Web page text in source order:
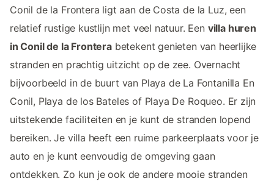
Conil de la Frontera ligt aan de Costa de la Luz, een
relatief rustige kustlijn met veel natuur. Een villa huren
in Conil de la Fronterabetekent genieten van heerlijke
stranden en prachtig uitzicht op de zee. Overnacht
bijvoorbeeld in de buurt van Playa de La Fontanilla En
Conil, Playa de los Bateles of Playa De Roqueo. Er zijn
uitstekende faciliteiten en je kunt de stranden lopend
bereiken. Je villa heeft een ruime parkeerplaats voor je
auto en je kunt eenvoudig de omgeving gaan
ontdekken. Zo kun je ook de andere mooie stranden